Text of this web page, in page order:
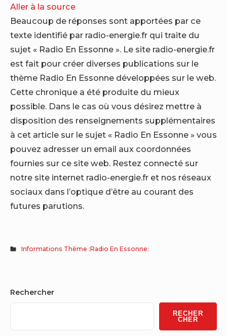
Aller à la source
Beaucoup de réponses sont apportées par ce
texte identifié par radio-energie.fr qui traite du
sujet « Radio En Essonne ». Le site radio-energie.fr
est fait pour créer diverses publications sur le
thème Radio En Essonne développées sur le web.
Cette chronique a été produite du mieux
possible. Dans le cas où vous désirez mettre à
disposition des renseignements supplémentaires
à cet article sur le sujet « Radio En Essonne » vous
pouvez adresser un email aux coordonnées
fournies sur ce site web. Restez connecté sur
notre site internet radio-energie.fr et nos réseaux
sociaux dans l’optique d’être au courant des
futures parutions.
Informations Thème :Radio En Essonne:
Sidebar
Widget
Area
Rechercher
RECHER
CHER